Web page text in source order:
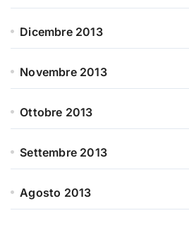
Dicembre 2013
Novembre 2013
Ottobre 2013
Settembre 2013
Agosto 2013